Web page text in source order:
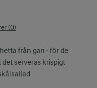
(0)
från gari - för de
serveras krispigt